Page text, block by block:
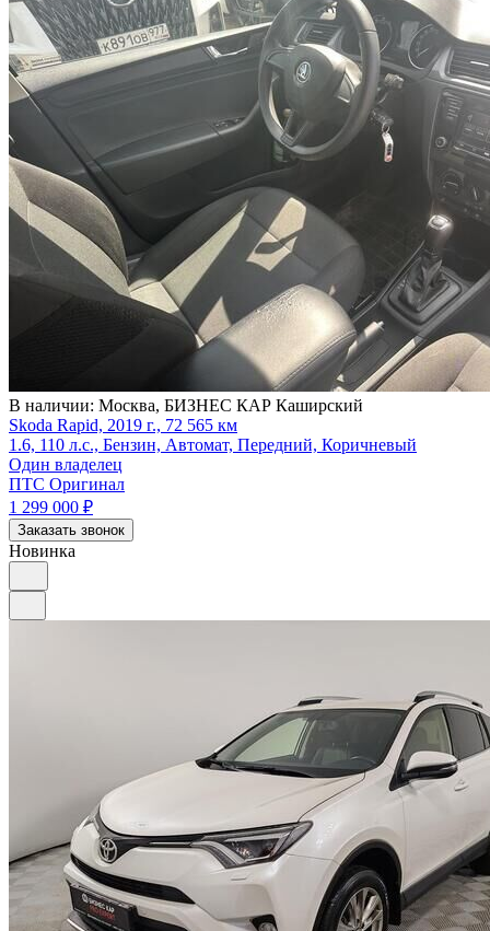
В наличии: Москва, БИЗНЕС КАР Каширский
Skoda Rapid, 2019 г., 72 565 км
1.6, 110 л.с., Бензин, Автомат, Передний, Коричневый
Один владелец
ПТС Оригинал
1 299 000 ₽
Заказать звонок
Новинка